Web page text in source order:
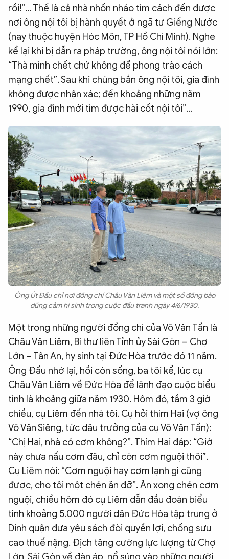
rồi!”… Thế là cả nhà nhốn nháo tìm cách đến được
nơi ông nội tôi bị hành quyết ở ngã tư Giếng Nước
(nay thuộc huyện Hóc Môn, TP Hồ Chí Minh). Nghe
kể lại khi bị dẫn ra pháp trường, ông nội tôi nói lớn:
“Thà mình chết chứ không để phong trào cách
mạng chết”. Sau khi chúng bắn ông nội tôi, gia đình
không được nhận xác; đến khoảng những năm
1990, gia đình mới tìm được hài cốt nội tôi”…
Ông Út Đấu chỉ nơi đồng chí Châu Văn Liêm và một số đồng bào
dũng cảm hi sinh trong cuộc đấu tranh ngày 4/6/1930.
Một trong những người đồng chí của Võ Văn Tần là
Châu Văn Liêm, Bí thư liên Tỉnh ủy Sài Gòn – Chợ
Lớn – Tân An, hy sinh tại Đức Hòa trước đó 11 năm.
Ông Đấu nhớ lại, hồi còn sống, ba tôi kể, lúc cụ
Châu Văn Liêm về Đức Hòa để lãnh đạo cuộc biểu
tình là khoảng giữa năm 1930. Hôm đó, tầm 3 giờ
chiều, cụ Liêm đến nhà tôi. Cụ hỏi thím Hai (vợ ông
Võ Văn Siêng, tức dâu trưởng của cụ Võ Văn Tần):
“Chị Hai, nhà có cơm không?”. Thím Hai đáp: “Giờ
này chưa nấu cơm đâu, chỉ còn cơm nguội thôi”.
Cụ Liêm nói: “Cơm nguội hay cơm lạnh gì cũng
được, cho tôi một chén ăn đỡ”. Ăn xong chén cơm
nguội, chiều hôm đó cụ Liêm dẫn đầu đoàn biểu
tình khoảng 5.000 người dân Đức Hòa tập trung ở
Dinh quận đưa yêu sách đòi quyền lợi, chống sưu
cao thuế nặng. Địch tăng cường lực lượng từ Chợ